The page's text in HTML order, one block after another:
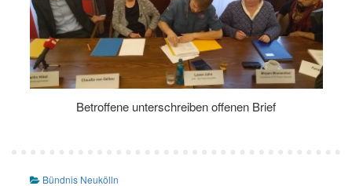
Betroffene unterschreiben offenen Brief
Bündnis Neukölln